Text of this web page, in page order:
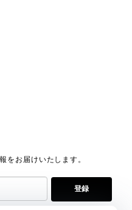
をお届けいたします。
登録